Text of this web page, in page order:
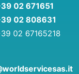
02 671651
02 808631
02 67165218